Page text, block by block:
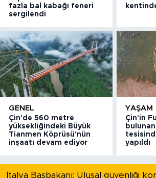
fazla bal kabağı feneri
sergilendi
GENEL
Çin'de 560 metre
yüksekliğindeki Büyük
Tianmen Köprüsü'nün
inşaatı devam ediyor
YAŞAM
Çin'in
bulunan
yapıldı